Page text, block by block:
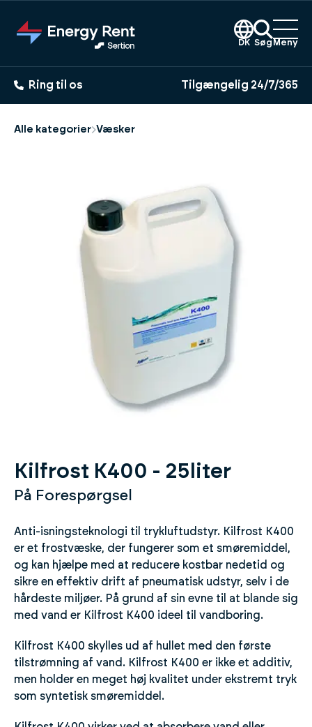
hovedindhold
DK Søg Meny
Ring til os Tilgængelig 24/7/365
Alle kategorier Væsker
Kilfrost K400 - 25liter
På Forespørgsel
Anti-isningsteknologi til trykluftudstyr. Kilfrost K400
er et frostvæske, der fungerer som et smøremiddel,
og kan hjælpe med at reducere kostbar nedetid og
sikre en effektiv drift af pneumatisk udstyr, selv i de
hårdeste miljøer. På grund af sin evne til at blande sig
med vand er Kilfrost K400 ideel til vandboring.
Kilfrost K400 skylles ud af hullet med den første
tilstrømning af vand. Kilfrost K400 er ikke et additiv,
men holder en meget høj kvalitet under ekstremt tryk
som syntetisk smøremiddel.